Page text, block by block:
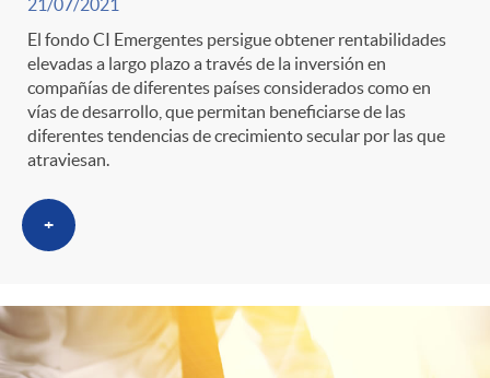
El fondo CI Emergentes persigue obtener rentabilidades
elevadas a largo plazo a través de la inversión en
compañías de diferentes países considerados como en
vías de desarrollo, que permitan beneficiarse de las
diferentes tendencias de crecimiento secular por las que
atraviesan.
+